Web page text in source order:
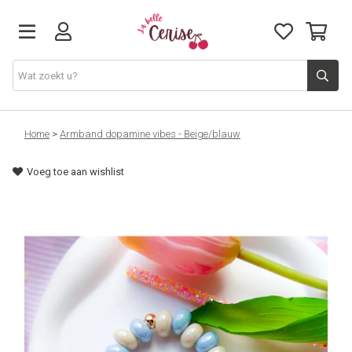
Just arrived
Juwelen & Accessoires
Lifestyle & Gifts
Cadeaubon
Home > Armband dopamine vibes - Beige/blauw
Voeg toe aan wishlist